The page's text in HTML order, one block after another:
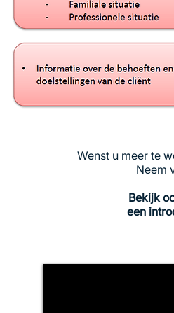
Wenst u meer te
Neem
Bekijk
een